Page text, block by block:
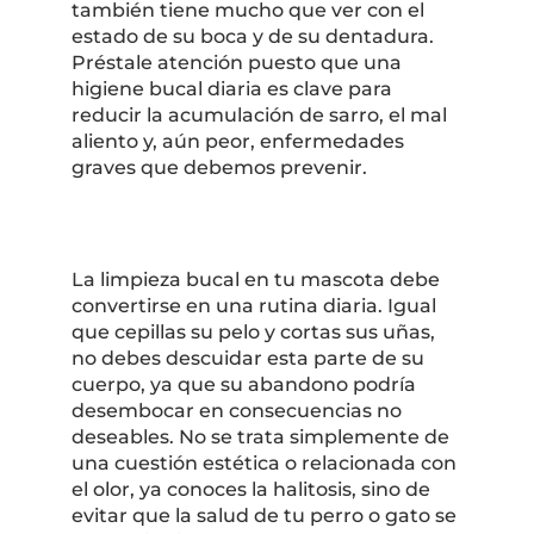
también tiene mucho que ver con el
estado de su boca y de su dentadura.
Préstale atención puesto que una
higiene bucal diaria es clave para
reducir la acumulación de sarro, el mal
aliento y, aún peor, enfermedades
graves que debemos prevenir.
La limpieza bucal en tu mascota debe
convertirse en una rutina diaria. Igual
que cepillas su pelo y cortas sus uñas,
no debes descuidar esta parte de su
cuerpo, ya que su abandono podría
desembocar en consecuencias no
deseables. No se trata simplemente de
una cuestión estética o relacionada con
el olor, ya conoces la halitosis, sino de
evitar que la salud de tu perro o gato se